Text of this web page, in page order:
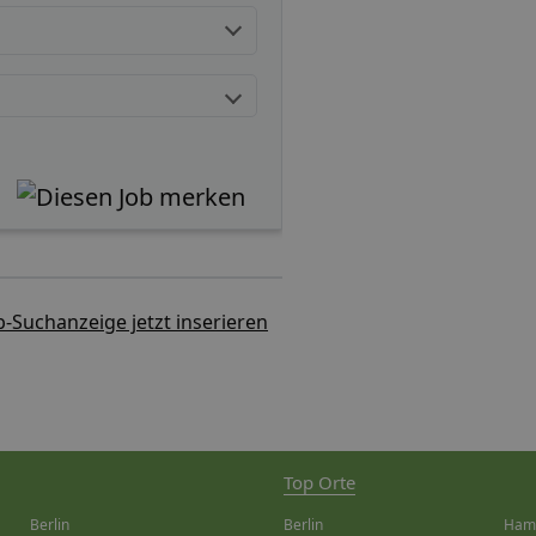
Suchanzeige jetzt inserieren
Berlin
Top Orte
Berlin